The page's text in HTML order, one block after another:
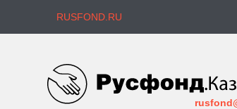
RUSFOND.RU